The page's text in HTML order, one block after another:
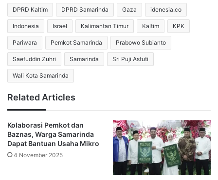
kebangsaan.
“Tak hanya membangun rasa nasionalisme, tetapi juga
menumbuhkan kebanggaan terhadap Indonesia,
memupuk semangat patriotik, dan menjaga
keberagaman budaya,” ungkap Saefuddin Zuhri.
Peringatan Hari Pramuka tahun ini terasa lebih
istimewa karena dipadukan dengan pelaksanaan
Jambore Tingkat Cabang. Kegiatan ini bukan sekadar
ajang berkemah biasa, melainkan wadah komprehensif
DPRD Kaltim DPRD Samarinda Gaza idenesia.co
Indonesia Israel Kalimantan Timur Kaltim KPK
Pariwara Pemkot Samarinda Prabowo Subianto
Saefuddin Zuhri Samarinda Sri Puji Astuti
Wali Kota Samarinda
Related Articles
Kolaborasi Pemkot dan
Baznas, Warga Samarinda
Dapat Bantuan Usaha Mikro
4 November 2025